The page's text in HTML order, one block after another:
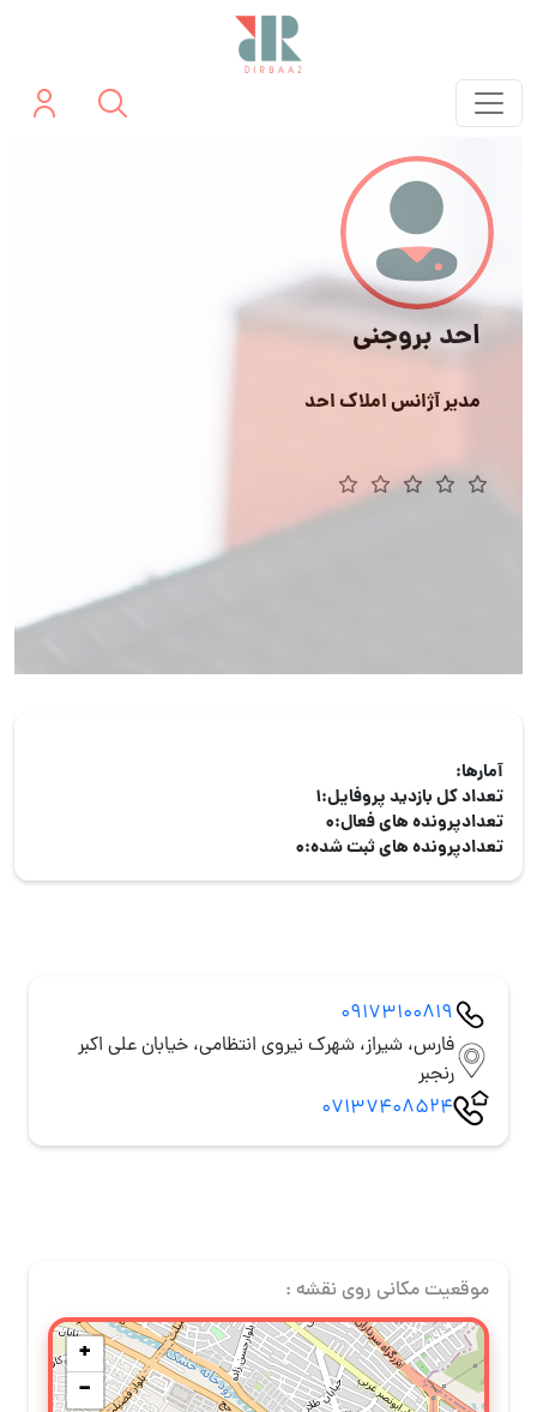
احد بروجنی
مدیر آژانس املاک احد
آمارها:
تعداد کل بازدید پروفایل:1
تعدادپرونده های فعال:0
تعدادپرونده های ثبت شده:0
09173100819
فارس، شیراز، شهرک نیروی انتظامی، خیابان علی اکبر
رنجبر
07137408524
موقعیت مکانی روی نقشه :
+
−